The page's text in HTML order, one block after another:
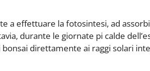
a effettuare la fotosintesi, ad
durante le giornate pi calde
direttamente ai raggi solari